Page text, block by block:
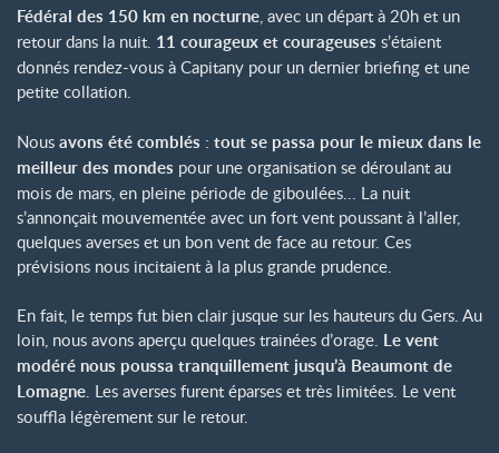
Fédéral des 150 km en nocturne, avec un départ à 20h et un
retour dans la nuit. 11 courageux et courageuses s’étaient
donnés rendez-vous à Capitany pour un dernier briefing et une
petite collation.
Nous avons été comblés : tout se passa pour le mieux dans le
meilleur des mondes pour une organisation se déroulant au
mois de mars, en pleine période de giboulées... La nuit
s’annonçait mouvementée avec un fort vent poussant à l’aller,
quelques averses et un bon vent de face au retour. Ces
prévisions nous incitaient à la plus grande prudence.
En fait, le temps fut bien clair jusque sur les hauteurs du Gers. Au
loin, nous avons aperçu quelques trainées d’orage. Le vent
modéré nous poussa tranquillement jusqu’à Beaumont de
Lomagne. Les averses furent éparses et très limitées. Le vent
souffla légèrement sur le retour.